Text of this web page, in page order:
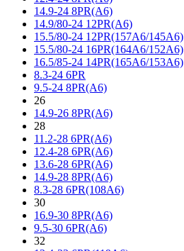
14.9-24 8PR(A6)
14.9/80-24 12PR(A6)
15.5/80-24 12PR(157A6/145A6)
15.5/80-24 16PR(164A6/152A6)
16.5/85-24 14PR(165A6/153A6)
8.3-24 6PR
9.5-24 8PR(A6)
26
14.9-26 8PR(A6)
28
11.2-28 6PR(A6)
12.4-28 6PR(A6)
13.6-28 6PR(A6)
14.9-28 8PR(A6)
8.3-28 6PR(108A6)
30
16.9-30 8PR(A6)
9.5-30 6PR(A6)
32